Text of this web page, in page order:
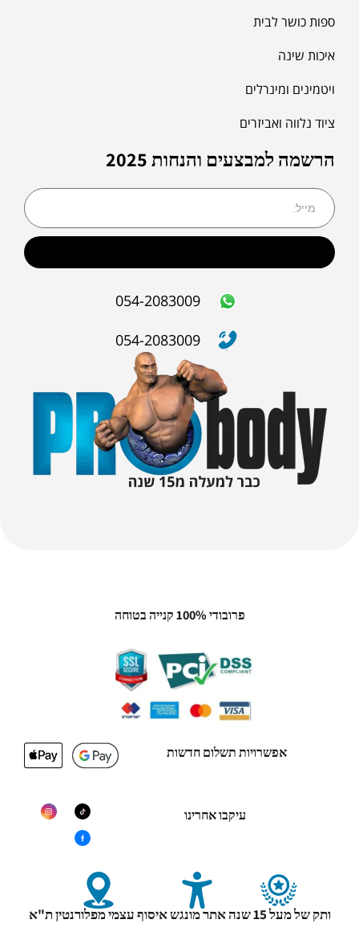
ספות כושר לבית
איכות שינה
ויטמינים ומינרלים
ציוד נלווה ואביזרים
הרשמה למבצעים והנחות 2025
054-2083009
054-2083009
פרובודי 100% קנייה בטוחה
אפשרויות תשלום חדשות
עיקבו אחרינו
ותק של מעל 15 שנה אתר מונגשאיסוף עצמי מפלורנטין ת"א